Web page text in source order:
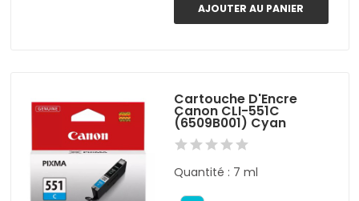
AJOUTER AU PANIER
Cartouche D'Encre
Canon CLI-551C
(6509B001) Cyan
Quantité : 7 ml